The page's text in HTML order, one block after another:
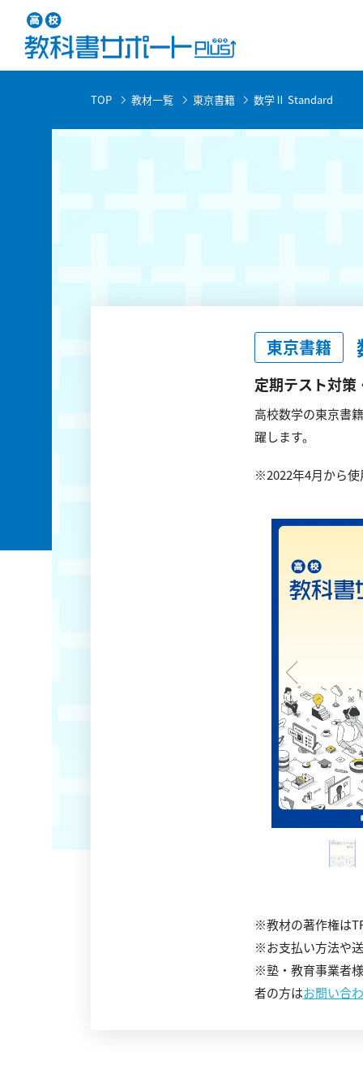
TOP 教材一覧 東京書籍 数学Ⅱ Standard
東京書籍
定期テスト対策
高校数学の東京書
躍します。
※2022年4月から
※教材の著作権は
※お支払い方法や
※塾・教育事業者
者の方はお問い合